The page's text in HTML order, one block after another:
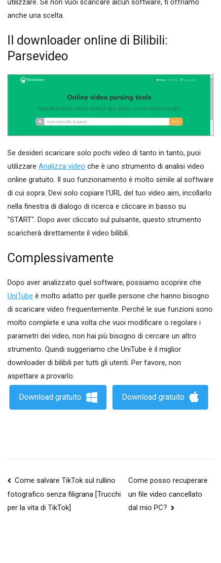
anche una scelta.
Il downloader online di Bilibili:
Parsevideo
Se desideri scaricare solo pochi video di tanto in tanto, puoi
utilizzare Analizza video che è uno strumento di analisi video
online gratuito. Il suo funzionamento è molto simile al software
di cui sopra. Devi solo copiare l'URL del tuo video aim, incollarlo
nella finestra di dialogo di ricerca e cliccare in basso su
"START". Dopo aver cliccato sul pulsante, questo strumento
scaricherà direttamente il video bilibili.
Complessivamente
Dopo aver analizzato quel software, possiamo scoprire che
UniTube è molto adatto per quelle persone che hanno bisogno
di scaricare video frequentemente. Perché le sue funzioni sono
molto complete e una volta che vuoi modificare o regolare i
parametri dei video, non hai più bisogno di cercare un altro
strumento. Quindi suggeriamo che UniTube è il miglior
downloader di bilibili per tutti gli utenti. Per favore, non
aspettare a provarlo.
Download gratuito Download gratuito
Navigazione
articoli
Come salvare TikTok sul rullino
fotografico senza filigrana [Trucchi
per la vita di TikTok]
Come posso recuperare
un file video cancellato
dal mio PC?